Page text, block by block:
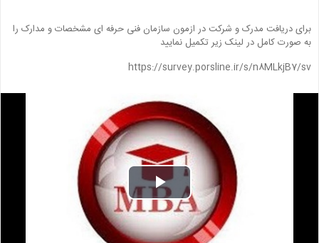
برای دریافت مدرک و شرکت در ازمون سازمان فنی حرفه ای مشخصات و مدارک را
به صورت کامل در لینک زیر تکمیل نمایید
https://survey.porsline.ir/s/n8MLkjB7/sv
Play
Video